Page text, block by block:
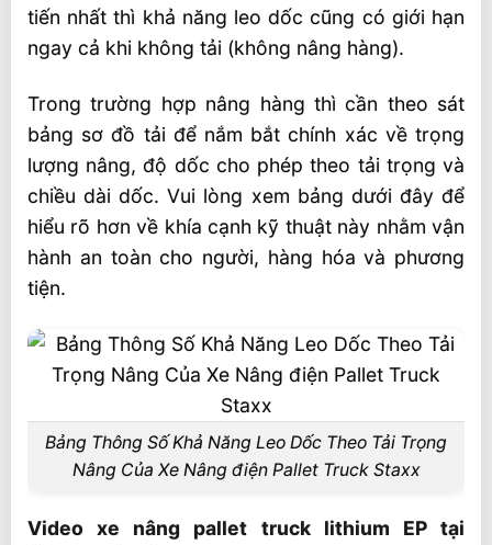
tiến nhất thì khả năng leo dốc cũng có giới hạn
ngay cả khi không tải (không nâng hàng).
Trong trường hợp nâng hàng thì cần theo sát
bảng sơ đồ tải để nắm bắt chính xác về trọng
lượng nâng, độ dốc cho phép theo tải trọng và
chiều dài dốc. Vui lòng xem bảng dưới đây để
hiểu rõ hơn về khía cạnh kỹ thuật này nhằm vận
hành an toàn cho người, hàng hóa và phương
tiện.
Bảng Thông Số Khả Năng Leo Dốc Theo Tải Trọng
Nâng Của Xe Nâng điện Pallet Truck Staxx
Video xe nâng pallet truck lithium EP tại